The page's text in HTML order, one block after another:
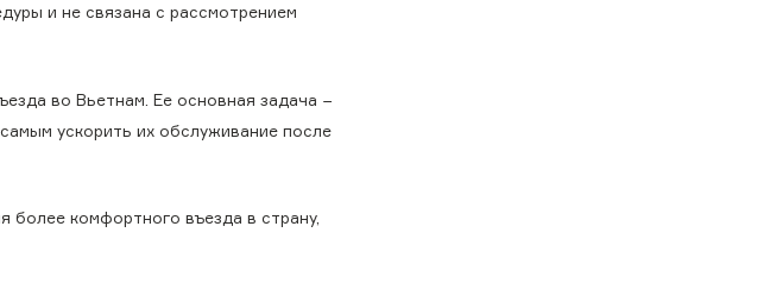
и не связана с рассмотрением
во Вьетнам. Ее основная задача −
ускорить их обслуживание после
более комфортного въезда в страну,